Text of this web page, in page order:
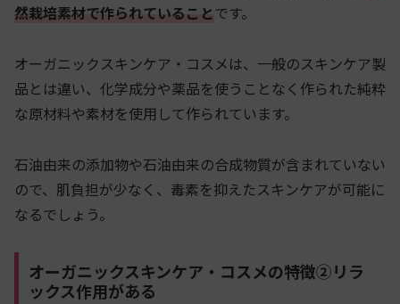
然栽培素材で作られていることです。
オーガニックスキンケア・コスメは、一般のスキンケア製
品とは違い、化学成分や薬品を使うことなく作られた純粋
な原材料や素材を使用して作られています。
石油由来の添加物や石油由来の合成物質が含まれていない
ので、肌負担が少なく、毒素を抑えたスキンケアが可能に
なるでしょう。
オーガニックスキンケア・コスメの特徴②リラ
ックス作用がある